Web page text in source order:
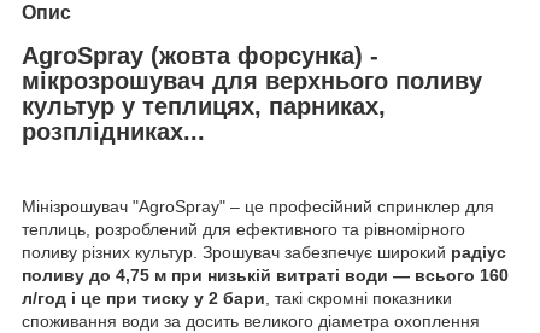
Опис
AgroSpray (жовта форсунка) -
мікрозрошувач для верхнього поливу
культур у теплицях, парниках,
розплідниках...
Мінізрошувач "AgroSpray" – це професійний спринклер для
теплиць, розроблений для ефективного та рівномірного
поливу різних культур. Зрошувач забезпечує широкий радіус
поливу до 4,75 м при низькій витраті води — всього 160
л/год і це при тиску у 2 бари, такі скромні показники
споживання води за досить великого діаметра охоплення